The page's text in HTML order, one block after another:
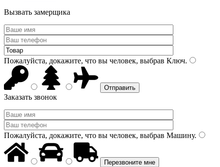
Вызвать замерщика
Пожалуйста, докажите, что вы человек, выбрав Ключ.
Заказать звонок
Пожалуйста, докажите, что вы человек, выбрав Машину.